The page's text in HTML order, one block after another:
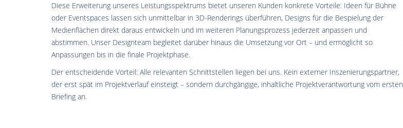
Diese Erweiterung unseres Leistungsspektrums bietet unseren Kunden konkrete Vorteile: Ideen für Bühne
oder Eventspaces lassen sich unmittelbar in 3D-Renderings überführen, Designs für die Bespielung der
Medienflächen direkt daraus entwickeln und im weiteren Planungsprozess jederzeit anpassen und
abstimmen. Unser Designteam begleitet darüber hinaus die Umsetzung vor Ort – und ermöglicht so
Anpassungen bis in die finale Projektphase.
Der entscheidende Vorteil: Alle relevanten Schnittstellen liegen bei uns. Kein externer Inszenierungspartner,
der erst spät im Projektverlauf einsteigt – sondern durchgängige, inhaltliche Projektverantwortung vom ersten
Briefing an.